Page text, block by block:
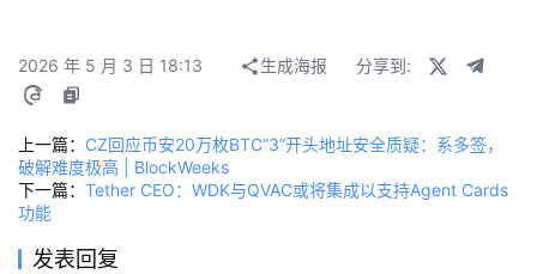
2026 年 5 月 3 日 18:13 生成海报 分享到:
上一篇： CZ回应币安20万枚BTC“3”开头地址安全质疑：系多签，
破解难度极高 | BlockWeeks
下一篇： Tether CEO：WDK与QVAC或将集成以支持Agent Cards
功能
发表回复